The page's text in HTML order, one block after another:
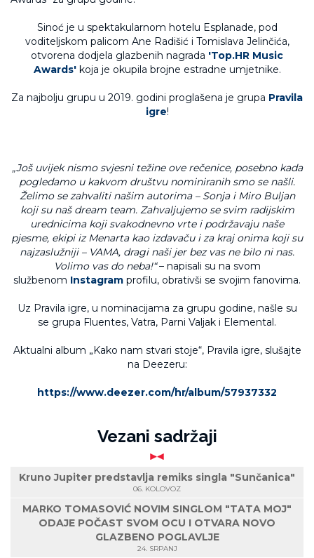
Sinoć je u spektakularnom hotelu Esplanade, pod
voditeljskom palicom Ane Radišić i Tomislava Jelinčića,
otvorena dodjela glazbenih nagrada 'Top.HR Music
Awards'koja je okupila brojne estradne umjetnike.
Za najbolju grupu u 2019. godini proglašena je grupa Pravila
igre!
„Još uvijek nismo svjesni težine ove rečenice, posebno kada
pogledamo u kakvom društvu nominiranih smo se našli.
Želimo se zahvaliti našim autorima – Sonja i Miro Buljan
koji su naš dream team. Zahvaljujemo se svim radijskim
urednicima koji svakodnevno vrte i podržavaju naše
pjesme, ekipi iz Menarta kao izdavaču i za kraj onima koji su
najzaslužniji – VAMA, dragi naši jer bez vas ne bilo ni nas.
Volimo vas do neba!“– napisali su na svom
službenom Instagram profilu, obrativši se svojim fanovima.
Uz Pravila igre, u nominacijama za grupu godine, našle su
se grupa Fluentes, Vatra, Parni Valjak i Elemental.
Aktualni album „Kako nam stvari stoje“, Pravila igre, slušajte
na Deezeru:
https://www.deezer.com/hr/album/57937332
Vezani sadržaji
Kruno Jupiter predstavlja remiks singla "Sunčanica"
06. KOLOVOZ
MARKO TOMASOVIĆ NOVIM SINGLOM "TATA MOJ"
ODAJE POČAST SVOM OCU I OTVARA NOVO
GLAZBENO POGLAVLJE
24. SRPANJ